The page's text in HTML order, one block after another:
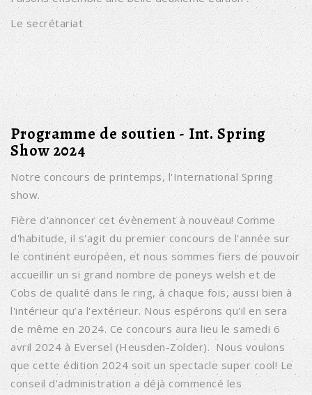
Le secrétariat
Programme de soutien - Int. Spring
Show 2024
Notre concours de printemps, l'International Spring
show.
Fière d'annoncer cet évènement à nouveau! Comme
d'habitude, il s'agit du premier concours de l'année sur
le continent européen, et nous sommes fiers de pouvoir
accueillir un si grand nombre de poneys welsh et de
Cobs de qualité dans le ring, à chaque fois, aussi bien à
l'intérieur qu’a l'extérieur. Nous espérons qu'il en sera
de même en 2024. Ce concours aura lieu le samedi 6
avril 2024 à Eversel (Heusden-Zolder). Nous voulons
que cette édition 2024 soit un spectacle super cool! Le
conseil d'administration a déjà commencé les